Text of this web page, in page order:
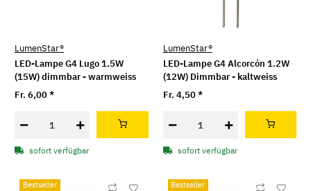
LumenStar®
LED-Lampe G4 Lugo 1.5W
(15W) dimmbar - warmweiss
Fr. 6,00*
sofort verfügbar
LumenStar®
LED-Lampe G4 Alcorcón 1.2W
(12W) Dimmbar - kaltweiss
Fr. 4,50*
sofort verfügbar
Bestseller Bestseller